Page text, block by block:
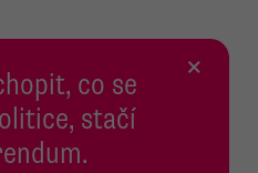
co se
stačí
×